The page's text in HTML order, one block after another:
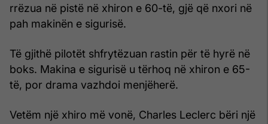
rrëzua në pistë në xhiron e 60-të, gjë që nxori në
pah makinën e sigurisë.
Të gjithë pilotët shfrytëzuan rastin për të hyrë në
boks. Makina e sigurisë u tërhoq në xhiron e 65-
të, por drama vazhdoi menjëherë.
Vetëm një xhiro më vonë, Charles Leclerc bëri një